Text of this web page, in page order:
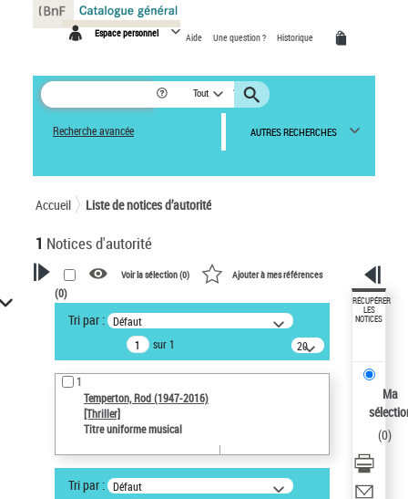
Espace personnel Aide Une question ? Historique
Tout
Recherche avancée AUTRES RECHERCHES
Accueil Liste de notices d’autorité
1 Notices d'autorité
VOTRE RECHERCHE
Recherche avancée dans les
notices d’autorité
Œuvres liées à l'auteur :
Temperton, Rod (1947-2016)
Auteur d’œuvre
Voir la sélection (0) Ajouter à mes références
(0)
Tri par : Défaut
sur 1
20
résultats/page
1
Temperton, Rod (1947-2016)
[Thriller]
Titre uniforme musical
Tri par : Défaut
RÉCUPÉRER
LES
NOTICES
Ma
(0)
Panneau de gestion des cookies